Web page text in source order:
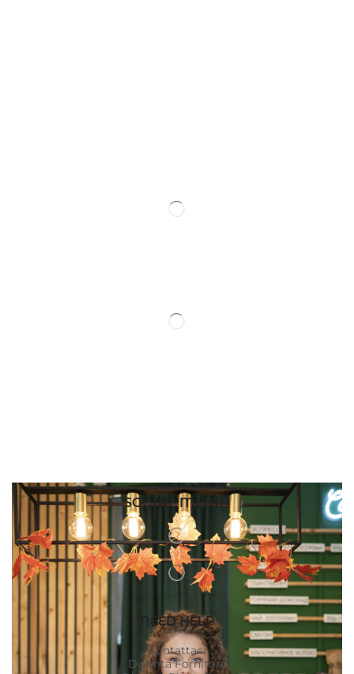
SOCIAL MEDIA
NEED HELP
Contattaci
Diventa Fornitore